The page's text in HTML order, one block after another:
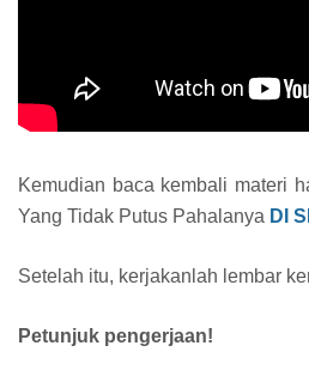
Kemudian baca kembali materi
Yang Tidak Putus Pahalanya DI
Setelah itu, kerjakanlah lembar
Petunjuk pengerjaan!